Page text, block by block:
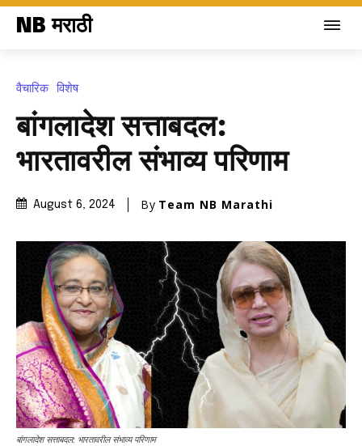
NB मराठी
वैचारिक विशेष
बांगलादेश सत्ताबदल:
भारतावरील संभाव्य परिणाम
August 6, 2024 By Team NB Marathi
बांगलादेश सत्ताबदल: भारतावरील संभाव्य परिणाम